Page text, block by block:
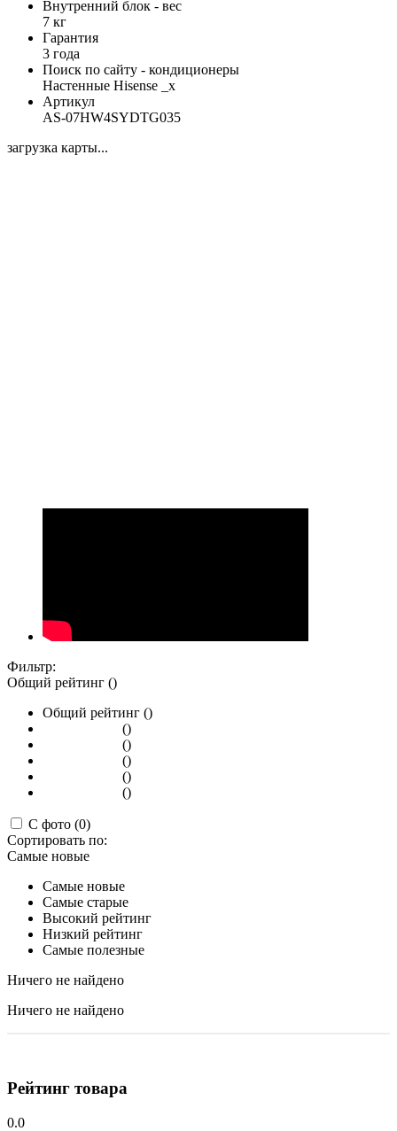
Внутренний блок - вес
7 кг
Гарантия
3 года
Поиск по сайту - кондиционеры
Настенные Hisense _x
Артикул
AS-07HW4SYDTG035
загрузка карты...
Фильтр:
Общий рейтинг ()
Общий рейтинг ()
()
()
()
()
()
С фото (0)
Сортировать по:
Самые новые
Самые новые
Самые старые
Высокий рейтинг
Низкий рейтинг
Самые полезные
Ничего не найдено
Ничего не найдено
Рейтинг товара
0.0